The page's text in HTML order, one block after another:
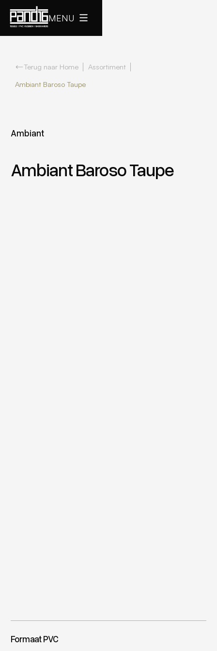
MENU
Terug naar Home
Assortiment
Ambiant Baroso Taupe
Ambiant
Ambiant Baroso Taupe
Formaat PVC